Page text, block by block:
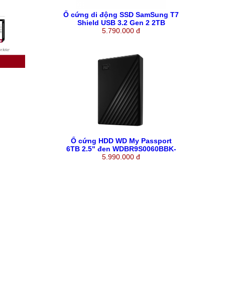
Ổ cứng di động SSD SamSung T7
Shield USB 3.2 Gen 2 2TB
5.790.000 đ
Ổ cứng HDD WD My Passport
6TB 2.5" đen WDBR9S0060BBK-
WESN (Chính hãng)
5.990.000 đ